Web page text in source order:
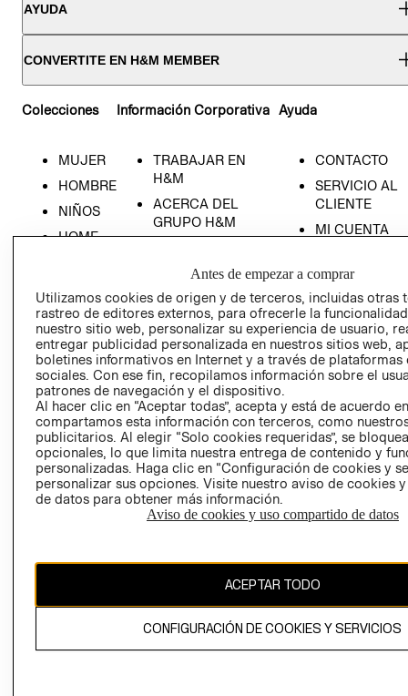
AYUDA
CONVERTITE EN H&M MEMBER
Colecciones
MUJER
HOMBRE
NIÑOS
HOME
Información Corporativa
TRABAJAR EN
H&M
ACERCA DEL
GRUPO H&M
SOCIAL
PRENSA
RELACIÓN CON
INVERSIONISTAS
POLÍTICA
EMPRESARIAL
Ayuda
CONTACTO
SERVICIO AL
CLIENTE
MI CUENTA
TIENDAS
- RETIRO EN
TIENDA
TÉRMINOS Y
CONDICIONES
AVISO DE
PRIVACIDAD
GIFT CARD
AVISO DE
COOKIES
CAMBIAR REGIÓN
Antes de empezar a comprar
Utilizamos cookies de origen y de terceros, incluidas otras
rastreo de editores externos, para ofrecerle la
nuestro sitio web, personalizar su experiencia de usuario,
entregar publicidad personalizada en nuestros sitios web,
boletines informativos en Internet y a través de plataformas
sociales. Con ese fin, recopilamos información sobre el
patrones de navegación y el dispositivo.
Al hacer clic en “Aceptar todas”, acepta y está de acuerdo
compartamos esta información con terceros, como
publicitarios. Al elegir “Solo cookies requeridas”, se
opcionales, lo que limita nuestra entrega de contenido y
personalizadas. Haga clic en “Configuración de cookies y
personalizar sus opciones. Visite nuestro aviso de cookies
de datos para obtener más información.
Aviso de cookies y uso compartido de datos
ACEPTAR TODO
CONFIGURACIÓN DE COOKIES Y SERVICIOS